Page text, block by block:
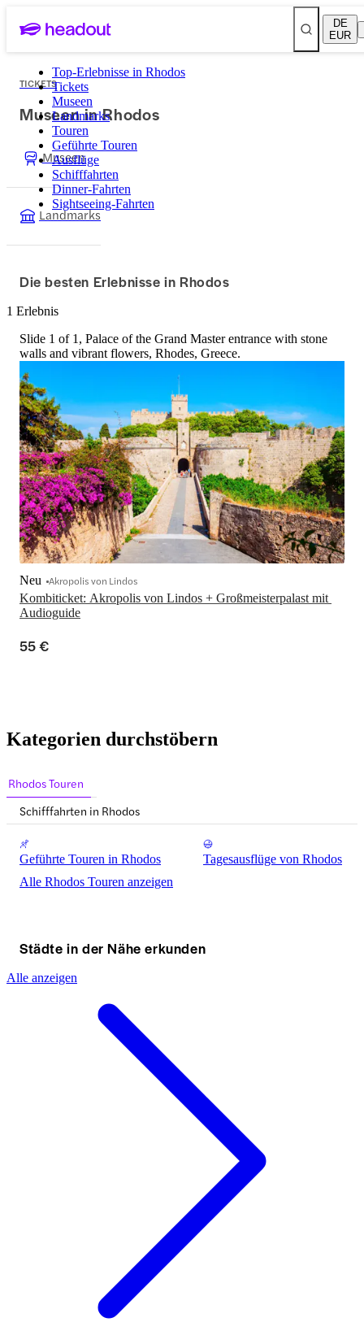
DE
EUR
Top-Erlebnisse in Rhodos
Tickets
Museen
Landmarks
Touren
Geführte Touren
Ausflüge
Schifffahrten
Dinner-Fahrten
Sightseeing-Fahrten
TICKETS
Museen in Rhodos
Museen
Landmarks
Die besten Erlebnisse in Rhodos
1 Erlebnis
Slide 1 of 1, Palace of the Grand Master entrance with stone
walls and vibrant flowers, Rhodes, Greece.
Kombiticket: Akropolis von Lindos + Großmeisterpalast mit
Audioguide
Neu Akropolis von Lindos
55 €
Kategorien durchstöbern
Rhodos Touren
Schifffahrten in Rhodos
Geführte Touren in Rhodos
Tagesausflüge von Rhodos
Alle Rhodos Touren anzeigen
Städte in der Nähe erkunden
Alle anzeigen